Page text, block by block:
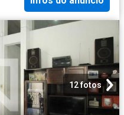
12 fotos